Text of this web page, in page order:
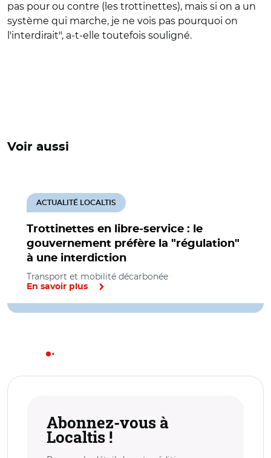
pas pour ou contre (les trottinettes), mais si on a un
système qui marche, je ne vois pas pourquoi on
l'interdirait", a-t-elle toutefois souligné.
Voir aussi
Trottinettes en libre-service : le
gouvernement préfère la "régulation"
à une interdiction
ACTUALITÉ LOCALTIS
Transport et mobilité décarbonée
En savoir plus
Abonnez-vous à
Localtis !